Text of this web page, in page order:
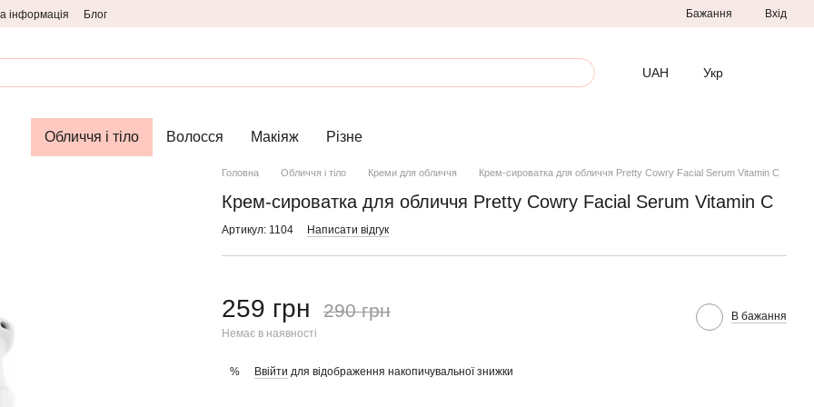
інформація Блог Бажання Вхід
UAH Укр
Обличчя і тіло Волосся Макіяж Різне
Головна Обличчя і тіло Креми для обличчя Крем-сироватка для обличчя Pretty Cowry Facial Serum Vitamin C
Крем-сироватка для обличчя Pretty Cowry Facial Serum Vitamin C
Артикул: 1104 Написати відгук
259 грн 290 грн
Немає в наявності
В бажання
% Ввійти для відображення накопичувальної знижки